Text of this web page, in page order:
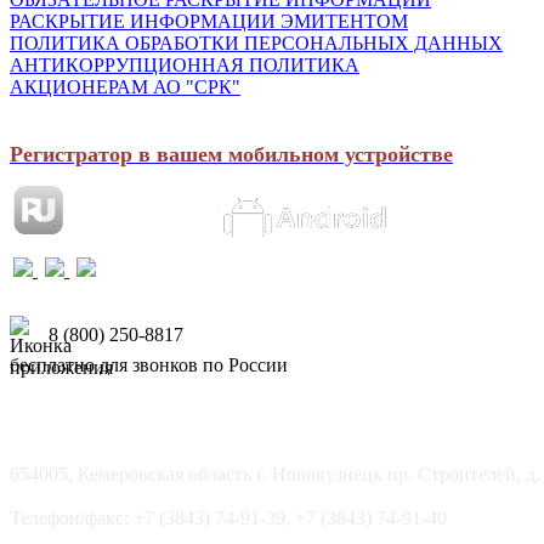
РАСКРЫТИЕ ИНФОРМАЦИИ ЭМИТЕНТОМ
ПОЛИТИКА ОБРАБОТКИ ПЕРСОНАЛЬНЫХ ДАННЫХ
АНТИКОРРУПЦИОННАЯ ПОЛИТИКА
АКЦИОНЕРАМ АО "СРК"
Регистратор в вашем мобильном устройстве
8 (800) 250-8817
бесплатно для звонков по России